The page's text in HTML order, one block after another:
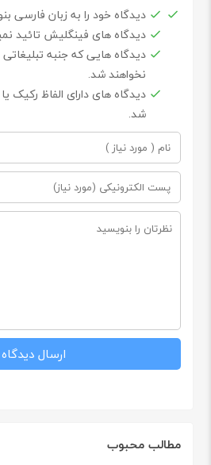
مطالب محبوب
دیدگاه خود را به زبان فارسی
دیدگاه های فینگلیش تائید
دیدگاه هایی که جنبه
نخواهند شد.
دیدگاه های دارای الفاظ رکیک
شد.